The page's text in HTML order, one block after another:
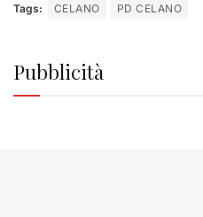
Tags: CELANO PD CELANO
Pubblicità